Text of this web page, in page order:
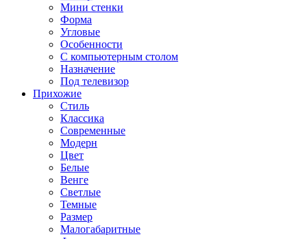
Мини стенки
Форма
Угловые
Особенности
С компьютерным столом
Назначение
Под телевизор
Прихожие
Стиль
Классика
Современные
Модерн
Цвет
Белые
Венге
Светлые
Темные
Размер
Малогабаритные